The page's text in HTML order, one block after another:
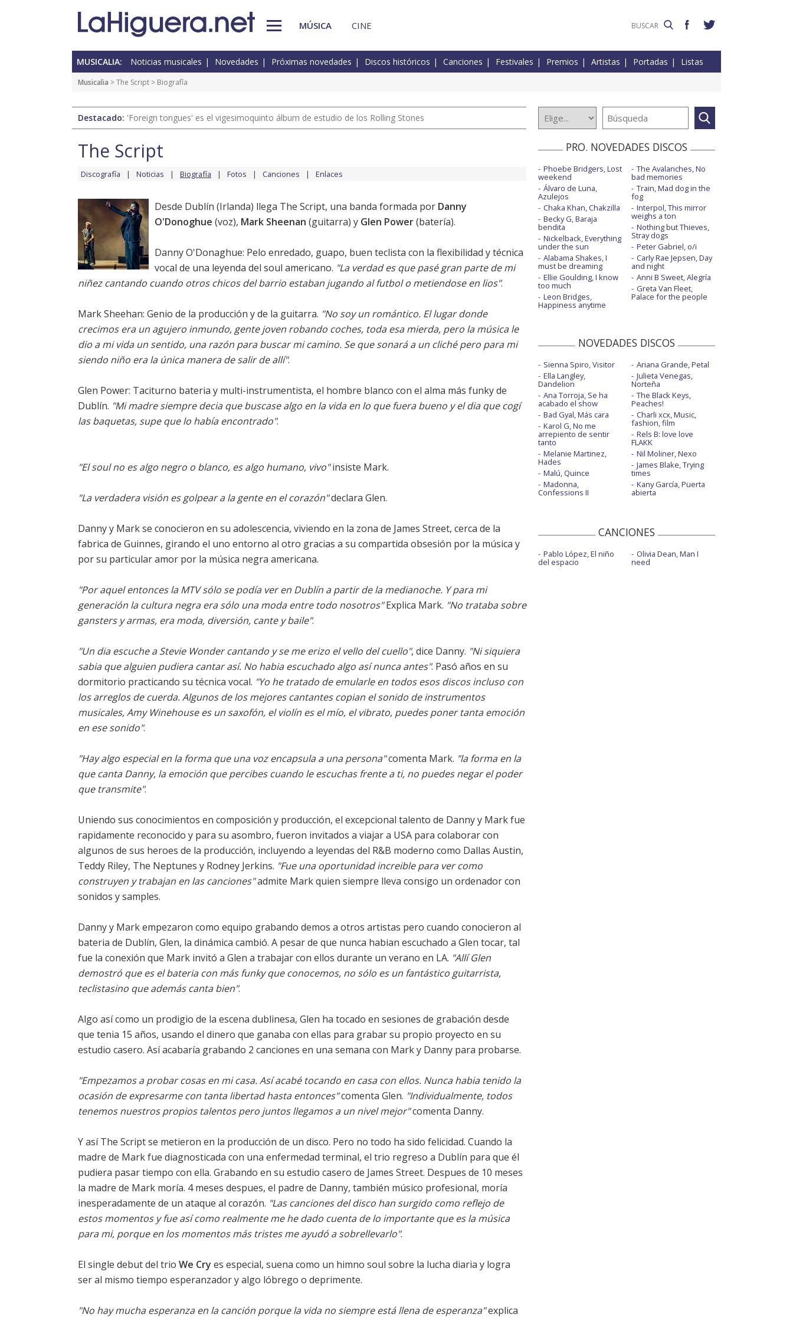
MÚSICA CINE
MUSICALIA: Noticias musicales Novedades Próximas novedades Discos históricos Canciones Festivales Premios Artistas Portadas Listas
Musicalia >The Script > Biografía
Destacado: 'Foreign tongues' es el vigesimoquinto álbum de estudio de los Rolling Stones
The Script
Discografía Noticias Biografía Fotos Canciones Enlaces
Desde Dublín (Irlanda) llega The Script, una banda formada por Danny
O'Donoghue (voz), Mark Sheenan (guitarra) y Glen Power(batería).
Danny O'Donaghue: Pelo enredado, guapo, buen teclista con la flexibilidad y técnica
vocal de una leyenda del soul americano. "La verdad es que pasé gran parte de mi
niñez cantando cuando otros chicos del barrio estaban jugando al futbol o metiendose en lios".
Mark Sheehan: Genio de la producción y de la guitarra. "No soy un romántico. El lugar donde
crecimos era un agujero inmundo, gente joven robando coches, toda esa mierda, pero la música le
dio a mi vida un sentido, una razón para buscar mi camino. Se que sonará a un cliché pero para mi
siendo niño era la única manera de salir de allí".
Glen Power: Taciturno bateria y multi-instrumentista, el hombre blanco con el alma más funky de
Dublín. "Mi madre siempre decia que buscase algo en la vida en lo que fuera bueno y el dia que cogí
las baquetas, supe que lo había encontrado".
"El soul no es algo negro o blanco, es algo humano, vivo"insiste Mark.
"La verdadera visión es golpear a la gente en el corazón"declara Glen.
Danny y Mark se conocieron en su adolescencia, viviendo en la zona de James Street, cerca de la
fabrica de Guinnes, girando el uno entorno al otro gracias a su compartida obsesión por la música y
por su particular amor por la música negra americana.
"Por aquel entonces la MTV sólo se podía ver en Dublín a partir de la medianoche. Y para mi
generación la cultura negra era sólo una moda entre todo nosotros"Explica Mark. "No trataba sobre
gansters y armas, era moda, diversión, cante y baile".
"Un dia escuche a Stevie Wonder cantando y se me erizo el vello del cuello", dice Danny. "Ni siquiera
sabia que alguien pudiera cantar así. No habia escuchado algo así nunca antes". Pasó años en su
dormitorio practicando su técnica vocal. "Yo he tratado de emularle en todos esos discos incluso con
los arreglos de cuerda. Algunos de los mejores cantantes copian el sonido de instrumentos
musicales, Amy Winehouse es un saxofón, el violín es el mío, el vibrato, puedes poner tanta emoción
en ese sonido".
"Hay algo especial en la forma que una voz encapsula a una persona"comenta Mark. "la forma en la
que canta Danny, la emoción que percibes cuando le escuchas frente a ti, no puedes negar el poder
que transmite".
Uniendo sus conocimientos en composición y producción, el excepcional talento de Danny y Mark fue
rapidamente reconocido y para su asombro, fueron invitados a viajar a USA para colaborar con
algunos de sus heroes de la producción, incluyendo a leyendas del R&B moderno como Dallas Austin,
Teddy Riley, The Neptunes y Rodney Jerkins. "Fue una oportunidad increible para ver como
construyen y trabajan en las canciones"admite Mark quien siempre lleva consigo un ordenador con
sonidos y samples.
Danny y Mark empezaron como equipo grabando demos a otros artistas pero cuando conocieron al
bateria de Dublín, Glen, la dinámica cambió. A pesar de que nunca habian escuchado a Glen tocar, tal
fue la conexión que Mark invitó a Glen a trabajar con ellos durante un verano en LA. "Allí Glen
demostró que es el bateria con más funky que conocemos, no sólo es un fantástico guitarrista,
teclistasino que además canta bien".
Algo así como un prodigio de la escena dublinesa, Glen ha tocado en sesiones de grabación desde
que tenia 15 años, usando el dinero que ganaba con ellas para grabar su propio proyecto en su
estudio casero. Así acabaría grabando 2 canciones en una semana con Mark y Danny para probarse.
"Empezamos a probar cosas en mi casa. Así acabé tocando en casa con ellos. Nunca habia tenido la
ocasión de expresarme con tanta libertad hasta entonces"comenta Glen. "Individualmente, todos
tenemos nuestros propios talentos pero juntos llegamos a un nivel mejor"comenta Danny.
Y así The Script se metieron en la producción de un disco. Pero no todo ha sido felicidad. Cuando la
madre de Mark fue diagnosticada con una enfermedad terminal, el trio regreso a Dublín para que él
pudiera pasar tiempo con ella. Grabando en su estudio casero de James Street. Despues de 10 meses
la madre de Mark moría. 4 meses despues, el padre de Danny, también músico profesional, moría
inesperadamente de un ataque al corazón. "Las canciones del disco han surgido como reflejo de
estos momentos y fue así como realmente me he dado cuenta de lo importante que es la música
para mi, porque en los momentos más tristes me ayudó a sobrellevarlo".
El single debut del trio We Cry es especial, suena como un himno soul sobre la lucha diaria y logra
ser al mismo tiempo esperanzador y algo lóbrego o deprimente.
"No hay mucha esperanza en la canción porque la vida no siempre está llena de esperanza"explica
PRO. NOVEDADES DISCOS
Phoebe Bridgers, Lost
weekend
Álvaro de Luna,
Azulejos
Chaka Khan, Chakzilla
Becky G, Baraja
bendita
Nickelback, Everything
under the sun
Alabama Shakes, I
must be dreaming
Ellie Goulding, I know
too much
Leon Bridges,
Happiness anytime
The Avalanches, No
bad memories
Train, Mad dog in the
fog
Interpol, This mirror
weighs a ton
Nothing but Thieves,
Stray dogs
Peter Gabriel, o/i
Carly Rae Jepsen, Day
and night
Anni B Sweet, Alegría
Greta Van Fleet,
Palace for the people
NOVEDADES DISCOS
Sienna Spiro, Visitor
Ella Langley,
Dandelion
Ana Torroja, Se ha
acabado el show
Bad Gyal, Más cara
Karol G, No me
arrepiento de sentir
tanto
Melanie Martinez,
Hades
Malú, Quince
Madonna,
Confessions II
Ariana Grande, Petal
Julieta Venegas,
Norteña
The Black Keys,
Peaches!
Charli xcx, Music,
fashion, film
Rels B: love love
FLAKK
Nil Moliner, Nexo
James Blake, Trying
times
Kany García, Puerta
abierta
CANCIONES
Pablo López, El niño
del espacio
Olivia Dean, Man I
need